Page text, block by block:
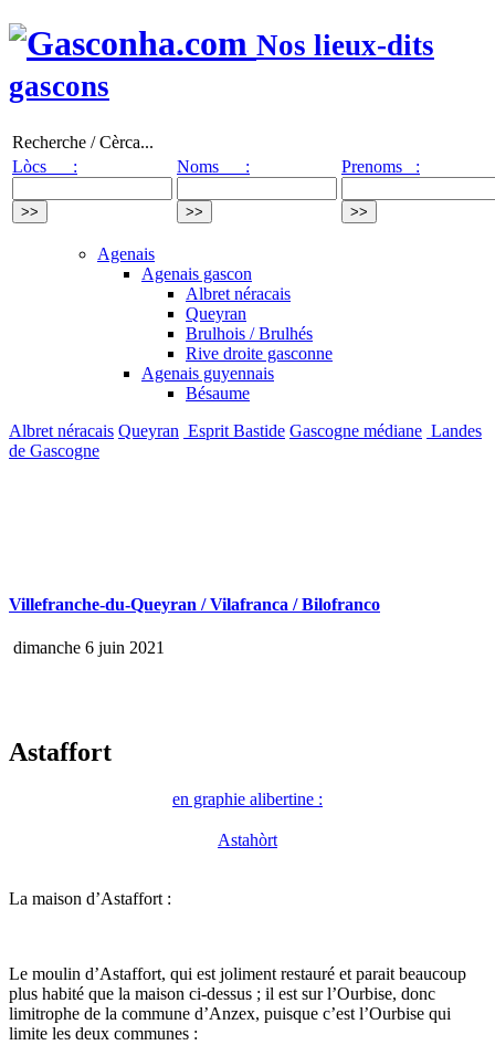
Nos lieux-dits
gascons
Recherche / Cèrca...
Lòcs :
Noms : Prenoms :
Agenais
Agenais gascon
Albret néracais
Queyran
Brulhois / Brulhés
Rive droite gasconne
Agenais guyennais
Bésaume
Albret néracais Queyran Esprit Bastide Gascogne médiane Landes
de Gascogne
Villefranche-du-Queyran / Vilafranca / Bilofranco
dimanche 6 juin 2021
Astaffort
en graphie alibertine :
Astahòrt
La maison d’Astaffort :
Le moulin d’Astaffort, qui est joliment restauré et parait beaucoup
plus habité que la maison ci-dessus ; il est sur l’Ourbise, donc
limitrophe de la commune d’Anzex, puisque c’est l’Ourbise qui
limite les deux communes :